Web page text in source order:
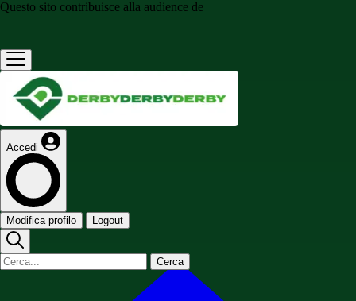
Questo sito contribuisce alla audience de
Accedi
Modifica profilo Logout
Cerca